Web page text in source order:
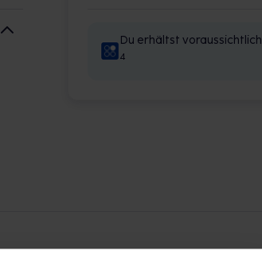
Du erhältst voraussichtlich
4